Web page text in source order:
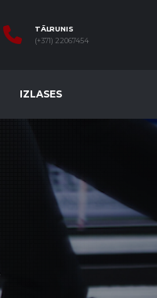
TĀLRUNIS
(+371) 22067454
IZLASES